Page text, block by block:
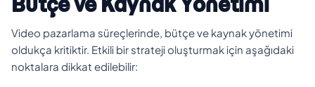
Video pazarlama süreçlerinde, bütçe ve kaynak yönetimi
oldukça kritiktir. Etkili bir strateji oluşturmak için aşağıdaki
noktalara dikkat edilebilir: